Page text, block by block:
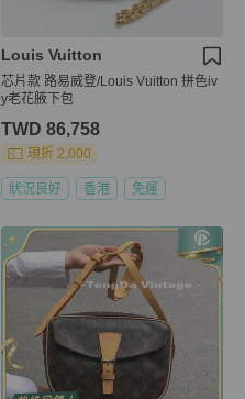
Louis Vuitton
芯片款 路易威登/Louis Vuitton 拼色iv
y老花腋下包
TWD 86,758
現折 2,000
狀況良好 香港 免運